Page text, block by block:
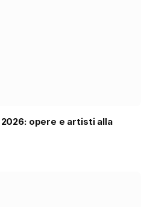
opere e artisti alla